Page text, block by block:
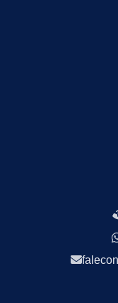
Empresa de
Empresa de
Empresa de
Empresa de
Empresa de
Empresa de
Empresa de
Empresas
Empresas